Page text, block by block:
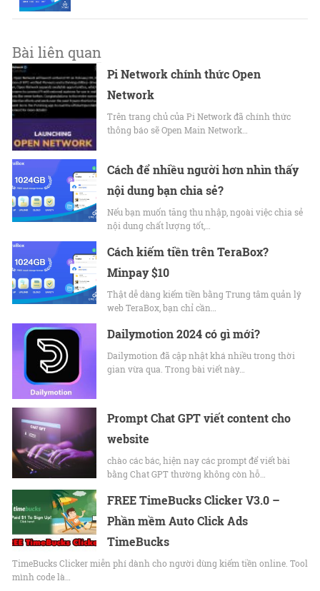
Bài liên quan
Pi Network chính thức Open
Network
Trên trang chủ của Pi Network đã chính thức
thông báo sẽ Open Main Network…
Cách để nhiều người hơn nhìn thấy
nội dung bạn chia sẻ?
Nếu bạn muốn tăng thu nhập, ngoài việc chia sẻ
nội dung chất lượng tốt,…
Cách kiếm tiền trên TeraBox?
Minpay $10
Thật dễ dàng kiếm tiền bằng Trung tâm quản lý
web TeraBox, bạn chỉ cần…
Dailymotion 2024 có gì mới?
Dailymotion đã cập nhật khá nhiều trong thời
gian vừa qua. Trong bài viết này…
Prompt Chat GPT viết content cho
website
chào các bác, hiện nay các prompt để viết bài
bằng Chat GPT thường không còn hỗ…
FREE TimeBucks Clicker V3.0 –
Phần mềm Auto Click Ads
TimeBucks
TimeBucks Clicker miễn phí dành cho người dùng kiếm tiền online. Tool
mình code là…